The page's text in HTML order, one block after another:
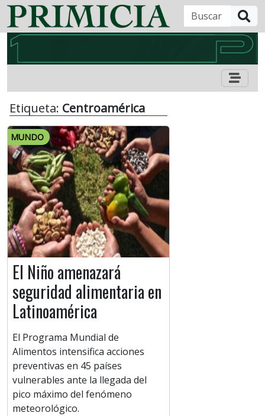
Etiqueta: Centroamérica
MUNDO
El Niño amenazará
seguridad alimentaria en
Latinoamérica
El Programa Mundial de
Alimentos intensifica acciones
preventivas en 45 países
vulnerables ante la llegada del
pico máximo del fenómeno
meteorológico.